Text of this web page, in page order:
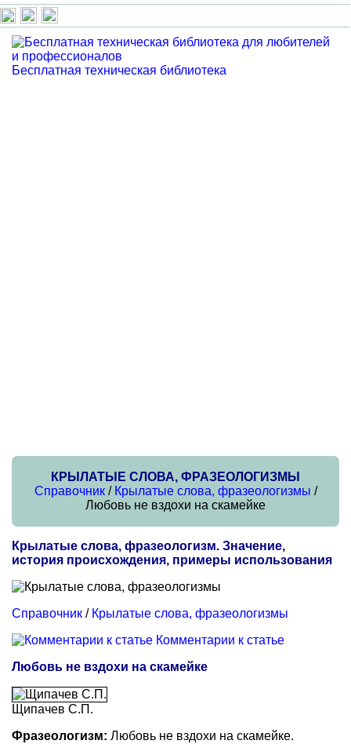
Бесплатная техническая библиотека
КРЫЛАТЫЕ СЛОВА, ФРАЗЕОЛОГИЗМЫ
Справочник/ Крылатые слова, фразеологизмы /
Любовь не вздохи на скамейке
Крылатые слова, фразеологизм. Значение,
история происхождения, примеры использования
Справочник / Крылатые слова, фразеологизмы
Комментарии к статье
Любовь не вздохи на скамейке
Щипачев С.П.
Фразеологизм: Любовь не вздохи на скамейке.